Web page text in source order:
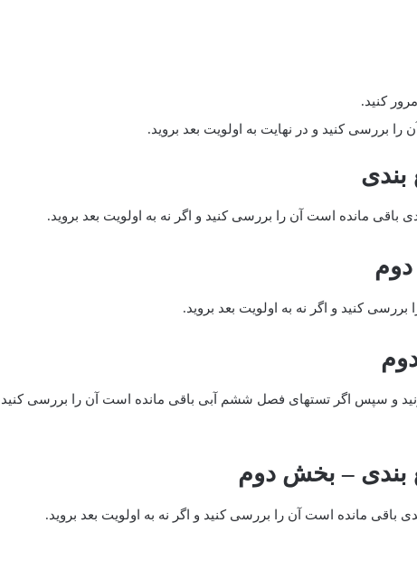
بزنید و سپس اگر تستهای فصل ششم آبی باقی مانده است آن را بررسی کنید